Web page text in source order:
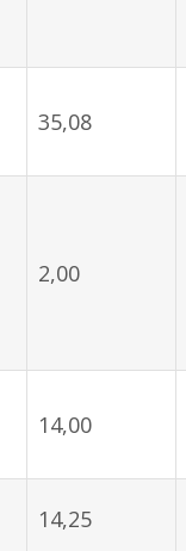
35,08
2,00
14,00
14,25